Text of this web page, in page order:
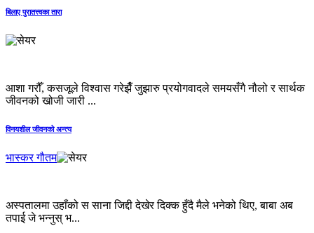
बिलाए पुरातत्त्वका तारा
आशा गरौँ, कसजूले विश्वास गरेझैँ जुझारु प्रयोगवादले समयसँगै नौलो र सार्थक
जीवनको खोजी जारी ...
विनयशील जीवनको अन्त्य
भास्कर गौतम
अस्पतालमा उहाँको स साना जिद्दी देखेर दिक्क हुँदै मैले भनेको थिए, बाबा अब
तपाई जे भन्नुस् भ...